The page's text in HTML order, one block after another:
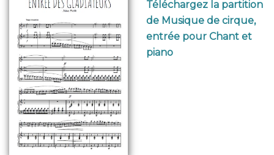
Téléchargez la partition
de Musique de cirque,
entrée pour Chant et
piano